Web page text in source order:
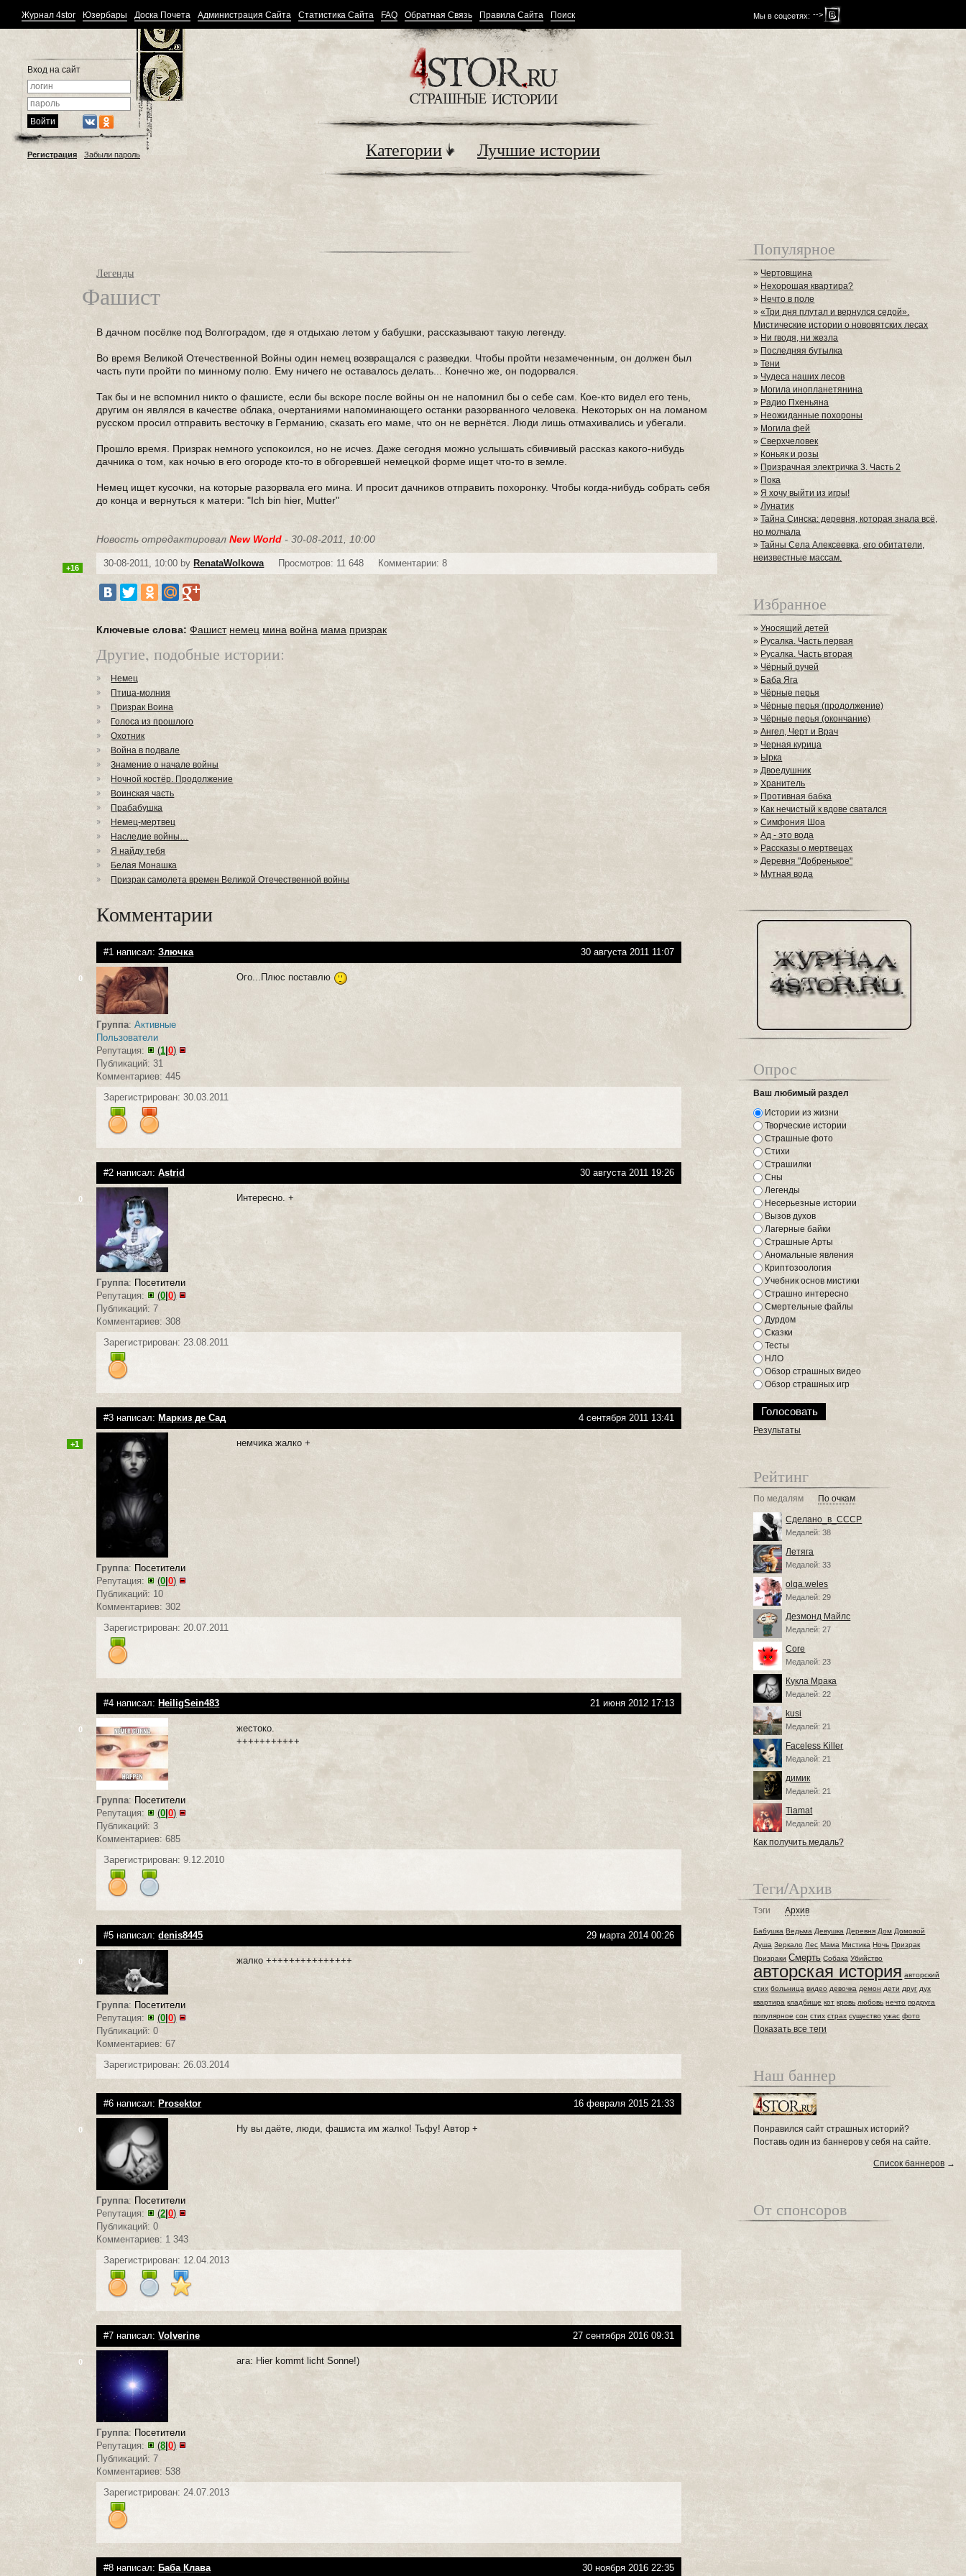
Мы в соцсетях: -->
Журнал 4stor Юзербары Доска Почета Администрация Сайта Статистика Сайта FAQ Обратная Связь Правила Сайта Поиск
Вход на сайт
Регистрация Забыли пароль Категории Лучшие истории
Легенды
Фашист
В дачном посёлке под Волгоградом, где я отдыхаю летом у бабушки, рассказывают такую легенду.
Во время Великой Отечественной Войны один немец возвращался с разведки. Чтобы пройти незамеченным, он должен был
часть пути пройти по минному полю. Ему ничего не оставалось делать... Конечно же, он подорвался.
Так бы и не вспомнил никто о фашисте, если бы вскоре после войны он не напомнил бы о себе сам. Кое-кто видел его тень,
другим он являлся в качестве облака, очертаниями напоминающего останки разорванного человека. Некоторых он на ломаном
русском просил отправить весточку в Германию, сказать его маме, что он не вернётся. Люди лишь отмахивались и убегали.
Прошло время. Призрак немного успокоился, но не исчез. Даже сегодня можно услышать сбивчивый рассказ какого-нибудь
дачника о том, как ночью в его огороде кто-то в обгоревшей немецкой форме ищет что-то в земле.
Немец ищет кусочки, на которые разорвала его мина. И просит дачников отправить похоронку. Чтобы когда-нибудь собрать себя
до конца и вернуться к матери: "Ich bin hier, Mutter"
Новость отредактировалNew World - 30-08-2011, 10:00
30-08-2011, 10:00 by RenataWolkowa Просмотров: 11 648 Комментарии: 8
+16
Ключевые слова: Фашист немец мина война мама призрак
Другие, подобные истории:
Немец
Птица-молния
Призрак Воина
Голоса из прошлого
Охотник
Война в подвале
Знамение о начале войны
Ночной костёр. Продолжение
Воинская часть
Прабабушка
Немец-мертвец
Наследие войны…
Я найду тебя
Белая Монашка
Призрак самолета времен Великой Отечественной войны
Комментарии
#1 написал:Злючка 30 августа 2011 11:07
0
Группа:Активные
Пользователи
Репутация:
(1 |0)
Публикаций: 31
Комментариев: 445
Ого...Плюс поставлю
Зарегистрирован: 30.03.2011
#2 написал:Astrid 30 августа 2011 19:26
0
Группа: Посетители
Репутация:
(0|0)
Публикаций: 7
Комментариев: 308
Интересно. +
Зарегистрирован: 23.08.2011
#3 написал:Маркиз де Сад 4 сентября 2011 13:41
+1
Группа: Посетители
Репутация:
(0|0)
Публикаций: 10
Комментариев: 302
немчика жалко +
Зарегистрирован: 20.07.2011
#4 написал:HeiligSein483 21 июня 2012 17:13
0
Группа: Посетители
Репутация:
(0|0)
Публикаций: 3
Комментариев: 685
жестоко.
+++++++++++
Зарегистрирован: 9.12.2010
#5 написал:denis8445 29 марта 2014 00:26
0
Группа: Посетители
Репутация:
(0|0)
Публикаций: 0
Комментариев: 67
жалко +++++++++++++++
Зарегистрирован: 26.03.2014
#6 написал:Prosektor 16 февраля 2015 21:33
0
Группа: Посетители
Репутация:
(2|0)
Публикаций: 0
Комментариев: 1 343
Ну вы даёте, люди, фашиста им жалко! Тьфу! Автор +
Зарегистрирован: 12.04.2013
#7 написал:Volverine 27 сентября 2016 09:31
0
Группа: Посетители
Репутация:
(8|0)
Публикаций: 7
Комментариев: 538
ага: Hier kommt licht Sonne!)
Зарегистрирован: 24.07.2013
#8 написал:Баба Клава 30 ноября 2016 22:35
Популярное
» Чертовщина
» Нехорошая квартира?
» Нечто в поле
»«Три дня плутал и вернулся седой».
Мистические истории о нововятских лесах
» Ни гводя, ни жезла
» Последняя бутылка
»Тени
» Чудеса наших лесов
» Могила инопланетянина
» Радио Пхеньяна
» Неожиданные похороны
» Могила фей
»Сверхчеловек
» Коньяк и розы
» Призрачная электричка 3. Часть 2
» Пока
»Я хочу выйти из игры!
»Лунатик
»Тайна Синска: деревня, которая знала всё,
но молчала
»Тайны Села Алексеевка, его обитатели,
неизвестные массам.
Избранное
»Уносящий детей
» Русалка. Часть первая
» Русалка. Часть вторая
» Чёрный ручей
» Баба Яга
»Чёрные перья
» Чёрные перья (продолжение)
» Чёрные перья (окончание)
»Ангел, Черт и Врач
» Черная курица
» Ырка
»Двоедушник
»Хранитель
» Противная бабка
» Как нечистый к вдове сватался
»Симфония Шоа
»Ад - это вода
» Рассказы о мертвецах
»Деревня "Добренькое"
» Мутная вода
Опрос
Ваш любимый раздел
Истории из жизни
Творческие истории
Страшные фото
Стихи
Страшилки
Сны
Легенды
Несерьезные истории
Вызов духов
Лагерные байки
Страшные Арты
Аномальные явления
Криптозоология
Учебник основ мистики
Страшно интересно
Смертельные файлы
Дурдом
Сказки
Тесты
НЛО
Обзор страшных видео
Обзор страшных игр
Результаты
Рейтинг
По медалям По очкам
Сделано_в_СССР
Медалей: 38
Летяга
Медалей: 33
olqa.weles
Медалей: 29
Дезмонд Майлс
Медалей: 27
Core
Медалей: 23
Кукла Мрака
Медалей: 22
kusi
Медалей: 21
Faceless Killer
Медалей: 21
димик
Медалей: 21
Tiamat
Медалей: 20
Как получить медаль?
Теги/Архив
Тэги Архив
Бабушка Ведьма Девушка Деревня Дом Домовой
Душа Зеркало Лес Мама Мистика Ночь Призрак
Призраки Смерть Собака Убийство
авторская история авторский
стих больница видео девочка демон дети друг дух
квартира кладбище кот кровь любовь нечто подруга
популярное сон стих страх существо ужас фото
Показать все теги
Наш баннер
Понравился сайт страшных историй?
Поставь один из баннеров у себя на сайте.
Список баннеров →
От спонсоров